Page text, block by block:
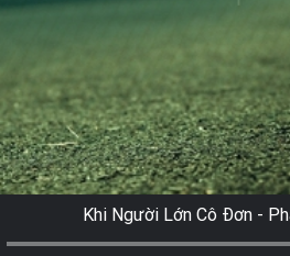
Khi Người Lớn Cô Đơn -